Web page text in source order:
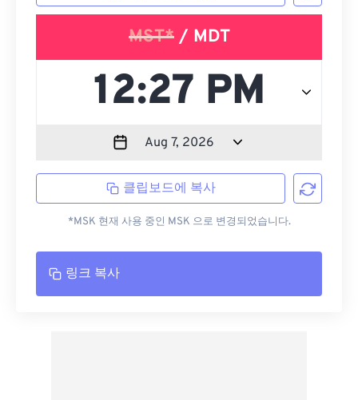
MST*/ MDT
클립보드에 복사
*MSK 현재 사용 중인 MSK 으로 변경되었습니다.
링크 복사